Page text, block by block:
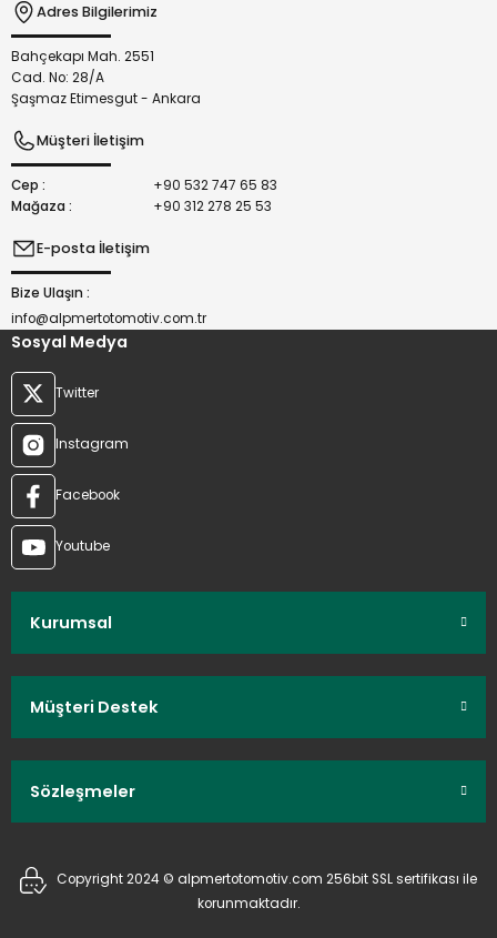
Adres Bilgilerimiz
Bahçekapı Mah. 2551
Cad. No: 28/A
Şaşmaz Etimesgut - Ankara
Müşteri İletişim
Cep :
+90 532 747 65 83
Mağaza :
+90 312 278 25 53
E-posta İletişim
Bize Ulaşın :
info@alpmertotomotiv.com.tr
Sosyal Medya
Twitter
Instagram
Facebook
Youtube
Kurumsal
Müşteri Destek
Sözleşmeler
Copyright 2024 © alpmertotomotiv.com 256bit SSL sertifikası ile
korunmaktadır.